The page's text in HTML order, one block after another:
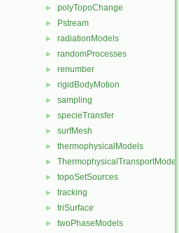
► polyTopoChange
► Pstream
► radiationModels
► randomProcesses
► renumber
► rigidBodyMotion
► sampling
► specieTransfer
► surfMesh
► thermophysicalModels
► ThermophysicalTransportModels
► topoSetSources
► tracking
► triSurface
► twoPhaseModels